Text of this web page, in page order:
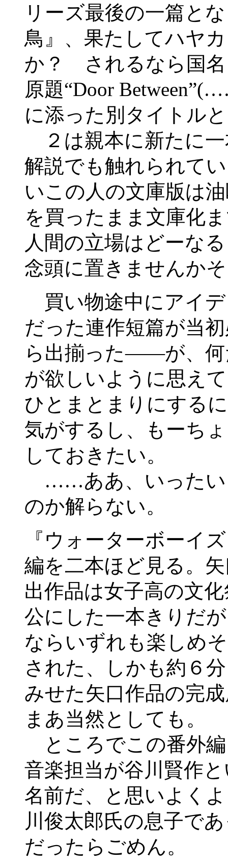
リーズ最後の一篇と
鳥』、果たしてハヤ
か？ されるなら国名
原題“Door
に添った別タイトル
２は親本に新たに
解説でも触れられて
いこの人の文庫版は
を買ったまま文庫化
人間の立場はどーな
念頭に置きませんか
買い物途中にアイ
だった連作短篇が当
ら出揃った――が、何
が欲しいように思え
ひとまとまりにする
気がするし、もーち
しておきたい。
……ああ、いったい
のか解らない。
『ウォーターボーイ
編を二本ほど見る。
出作品は女子高の文
公にした一本きりだ
ならいずれも楽しめ
された、しかも約６
みせた矢口作品の完
まあ当然としても。
ところでこの番外
音楽担当が谷川賢作
名前だ、と思いよく
川俊太郎氏の息子で
だったらごめん。